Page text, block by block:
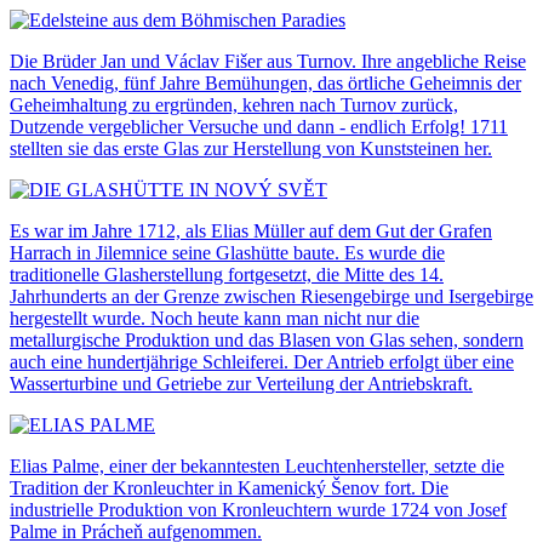
Die Brüder Jan und Václav Fišer aus Turnov. Ihre angebliche Reise
nach Venedig, fünf Jahre Bemühungen, das örtliche Geheimnis der
Geheimhaltung zu ergründen, kehren nach Turnov zurück,
Dutzende vergeblicher Versuche und dann - endlich Erfolg! 1711
stellten sie das erste Glas zur Herstellung von Kunststeinen her.
Es war im Jahre 1712, als Elias Müller auf dem Gut der Grafen
Harrach in Jilemnice seine Glashütte baute. Es wurde die
traditionelle Glasherstellung fortgesetzt, die Mitte des 14.
Jahrhunderts an der Grenze zwischen Riesengebirge und Isergebirge
hergestellt wurde. Noch heute kann man nicht nur die
metallurgische Produktion und das Blasen von Glas sehen, sondern
auch eine hundertjährige Schleiferei. Der Antrieb erfolgt über eine
Wasserturbine und Getriebe zur Verteilung der Antriebskraft.
Elias Palme, einer der bekanntesten Leuchtenhersteller, setzte die
Tradition der Kronleuchter in Kamenický Šenov fort. Die
industrielle Produktion von Kronleuchtern wurde 1724 von Josef
Palme in Prácheň aufgenommen.